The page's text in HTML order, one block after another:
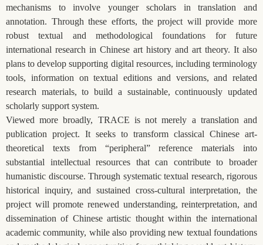
mechanisms to involve younger scholars in translation and
annotation. Through these efforts, the project will provide more
robust textual and methodological foundations for future
international research in Chinese art history and art theory. It also
plans to develop supporting digital resources, including terminology
tools, information on textual editions and versions, and related
research materials, to build a sustainable, continuously updated
scholarly support system.
Viewed more broadly, TRACE is not merely a translation and
publication project. It seeks to transform classical Chinese art-
theoretical texts from “peripheral” reference materials into
substantial intellectual resources that can contribute to broader
humanistic discourse. Through systematic textual research, rigorous
historical inquiry, and sustained cross-cultural interpretation, the
project will promote renewed understanding, reinterpretation, and
dissemination of Chinese artistic thought within the international
academic community, while also providing new textual foundations